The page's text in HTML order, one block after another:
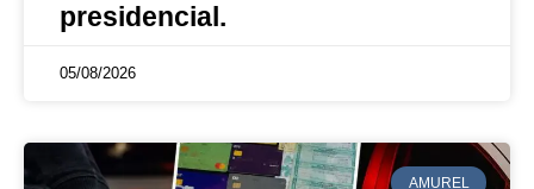
presidencial.
05/08/2026
AMUREL